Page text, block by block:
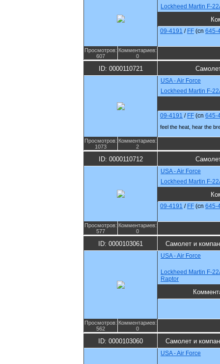
Lockheed Martin F-
09-4191 / FF (cn 645-
Просмотров:
607
Комментариев:
0
ID: 0000110721
USA - Air Force
Lockheed Martin F-
09-4191 / FF (cn 645-
feel the heat, hear the
Просмотров:
1073
Комментариев:
2
ID: 0000110712
USA - Air Force
Lockheed Martin F-
09-4191 / FF (cn 645-
Просмотров:
577
Комментариев:
0
ID: 0000103061 Самолет и
USA - Air Force
Lockheed Martin F-
Raptor
Просмотров:
562
Комментариев:
0
ID: 0000103060 Самолет и
USA - Air Force